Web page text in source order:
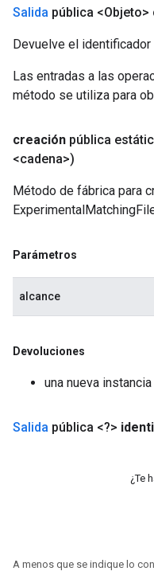
Salida pública <Objeto>
Devuelve el
Las entradas a las
método se utiliza para
creación pública
<cadena>)
Método de fábrica para
Parámetros
alcance
Devoluciones
una nueva
Salida pública <?>
¿Te
A menos que se indique lo